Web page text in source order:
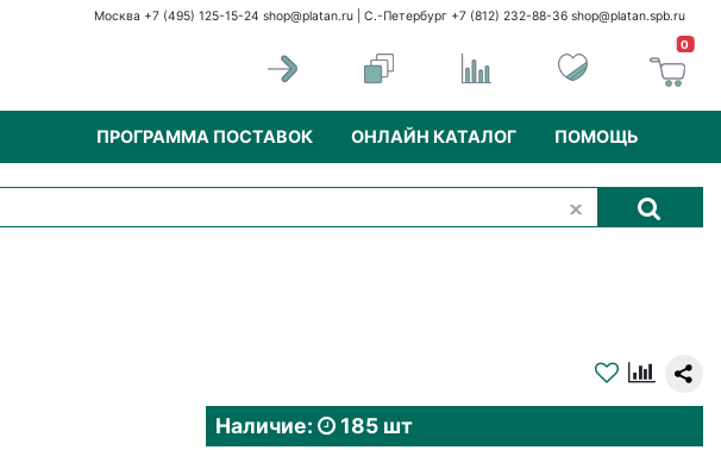
Москва +7 (495) 125-15-24 shop@platan.ru | С.-Петербург +7 (812) 232-88-36 shop@platan.spb.ru
0
ПРОГРАММА ПОСТАВОК ОНЛАЙН КАТАЛОГ ПОМОЩЬ
Наличие: 185 шт